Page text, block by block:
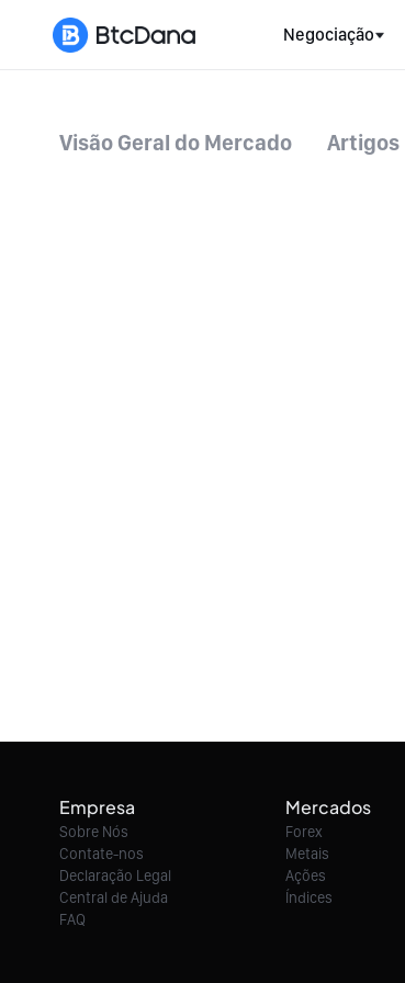
Negociação
Visão Geral do Mercado Artigos
Empresa
Sobre Nós
Contate-nos
Declaração Legal
Central de Ajuda
FAQ
Mercados
Forex
Metais
Ações
Índices